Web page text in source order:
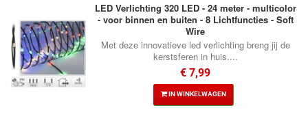
LED Verlichting 320 LED - 24 meter - multicolor
- voor binnen en buiten - 8 Lichtfuncties - Soft
Wire
Met deze innovatieve led verlichting breng jij de
kerstsferen in huis....
€ 7,99
IN WINKELWAGEN